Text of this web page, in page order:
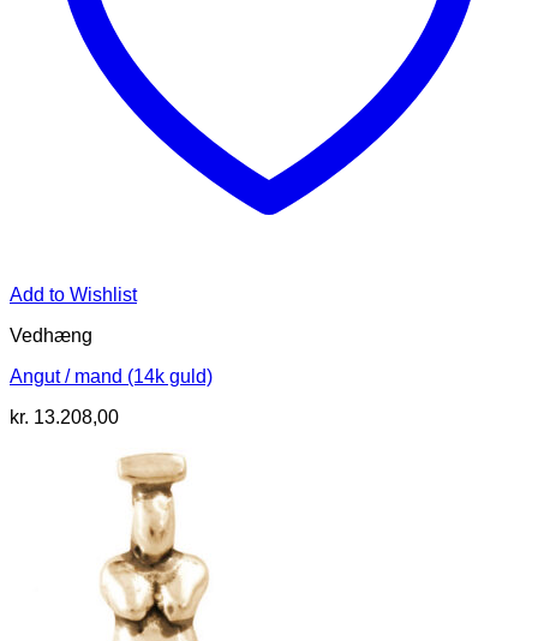
Add to Wishlist
Vedhæng
Angut / mand (14k guld)
kr. 13.208,00